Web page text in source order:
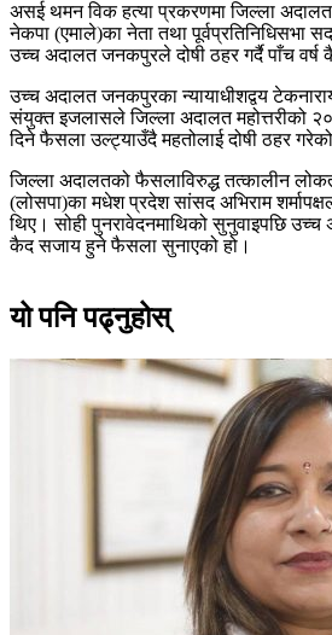
असई थमन विक हत्या प्रकरणमा जिल्ला अदालत
नेकपा (एमाले)का नेता तथा पूर्वप्रतिनिधिसभा
उच्च अदालत जनकपुरले दोषी ठहर गर्दै पाँच
उच्च अदालत जनकपुरका न्यायाधीशद्वय
संयुक्त इजलासले जिल्ला अदालत महोत्तरीको
दिने फैसला उल्ट्याउँदै महतोलाई दोषी ठहर
जिल्ला अदालतको फैसलाविरुद्ध तत्कालीन
(लोसपा)का मधेश प्रदेश सांसद अभिराम
थिए। सोही पुनरावेदनमाथिको सुनुवाइपछि उच्च
कैद सजाय हुने फैसला सुनाएको हो।
यो पनि पढ्नुहोस्